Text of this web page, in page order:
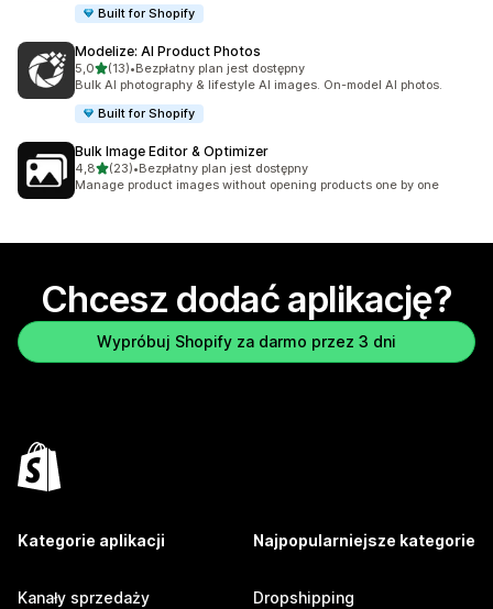
Built for Shopify
Modelize: AI Product Photos
5,0na 5 gwiazdek
(13)
Łączna liczba recenzji: 13
•Bezpłatny plan jest dostępny
Bulk AI photography & lifestyle AI images. On-model AI photos.
Built for Shopify
Bulk Image Editor & Optimizer
4,8na 5 gwiazdek
(23)
Łączna liczba recenzji: 23
•Bezpłatny plan jest dostępny
Manage product images without opening products one by one
Chcesz dodać aplikację?
Wypróbuj Shopify za darmo przez 3 dni
Kategorie aplikacji
Kanały sprzedaży
Najpopularniejsze kategorie
Dropshipping